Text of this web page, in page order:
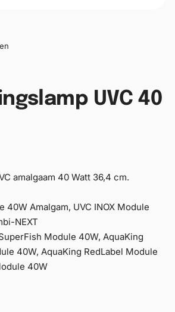
UVC 40
amalgaam 40 Watt 36,4 cm.
40W Amalgam, UVC INOX Module
NEXT
Module 40W, AquaKing
40W, AquaKing RedLabel Module
40W